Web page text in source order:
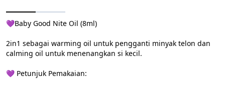
💜Baby Good Nite Oil (8ml)
2in1 sebagai warming oil untuk pengganti minyak telon dan
calming oil untuk menenangkan si kecil.
💜 Petunjuk Pemakaian: